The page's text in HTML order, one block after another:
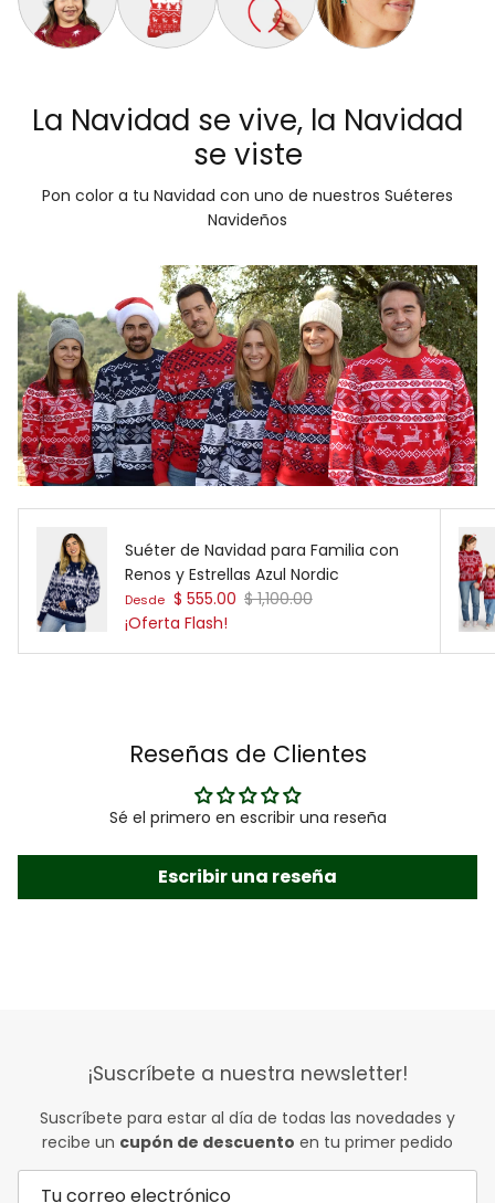
La Navidad se vive, la Navidad
se viste
Pon color a tu Navidad con uno de nuestros Suéteres
Navideños
Suéter de Navidad para Familia con
Renos y Estrellas Azul Nordic
Precio de venta
Desde $ 555.00 Precio normal
$ 1,100.00
¡Oferta Flash!
Reseñas de Clientes
Sé el primero en escribir una reseña
Escribir una reseña
¡Suscríbete a nuestra newsletter!
Suscríbete para estar al día de todas las novedades y
recibe un cupón de descuento en tu primer pedido